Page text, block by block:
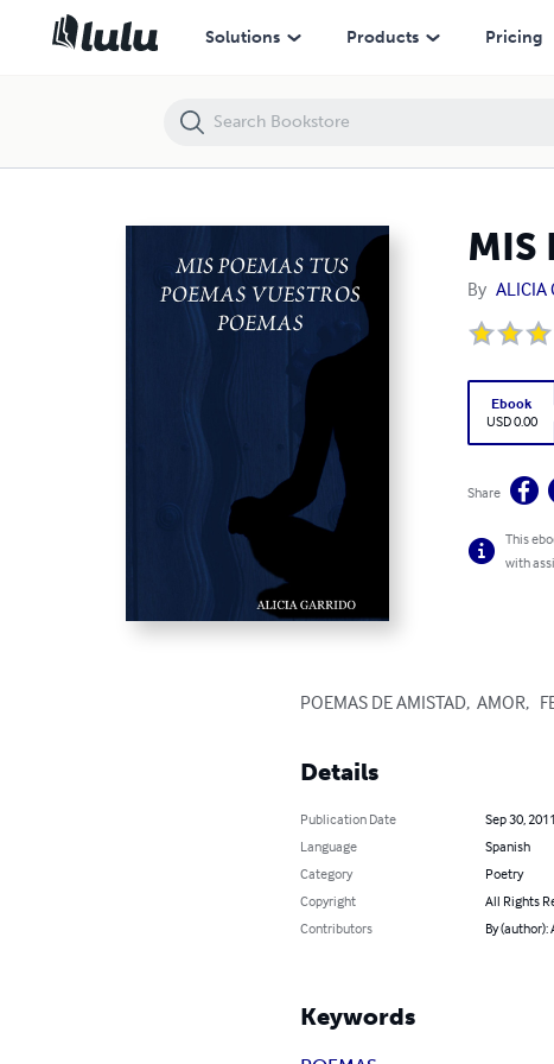
Solutions Products Pricing
MIS
By ALICIA
Ebook
USD 0.00
Share
This
with
POEMAS DE AMISTAD,  AMOR,
Details
Publication Date
Sep 30, 2011
Language
Spanish
Category
Poetry
Copyright
All Rights
Contributors
By (author):
Keywords
MIS POEMAS TUS POEMAS VUESTROS POEMAS